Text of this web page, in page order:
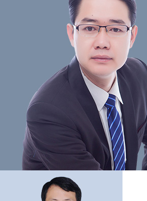
6,523位律师在线
立即提问